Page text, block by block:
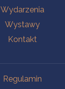
Wydarzenia
Wystawy
Kontakt
Regulamin